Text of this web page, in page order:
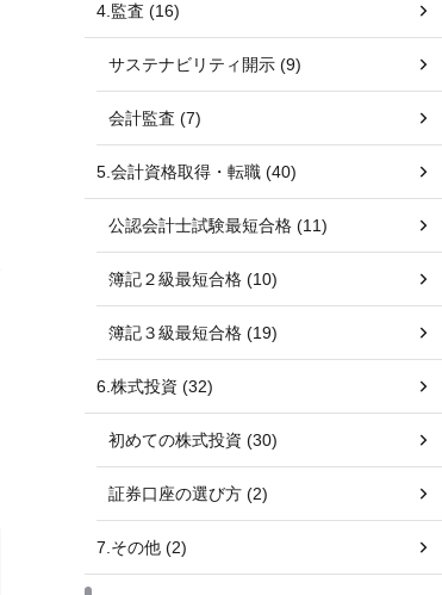
4.監査 (16)
サステナビリティ開示 (9)
会計監査 (7)
5.会計資格取得・転職 (40)
公認会計士試験最短合格 (11)
簿記２級最短合格 (10)
簿記３級最短合格 (19)
6.株式投資 (32)
初めての株式投資 (30)
証券口座の選び方 (2)
7.その他 (2)